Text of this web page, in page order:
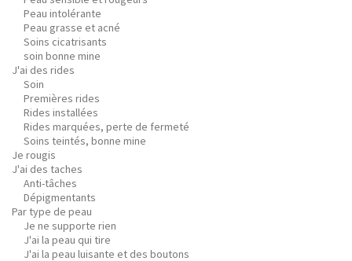
Peau intolérante
Peau grasse et acné
Soins cicatrisants
soin bonne mine
J'ai des rides
Soin
Premières rides
Rides installées
Rides marquées, perte de fermeté
Soins teintés, bonne mine
Je rougis
J'ai des taches
Anti-tâches
Dépigmentants
Par type de peau
Je ne supporte rien
J'ai la peau qui tire
J'ai la peau luisante et des boutons